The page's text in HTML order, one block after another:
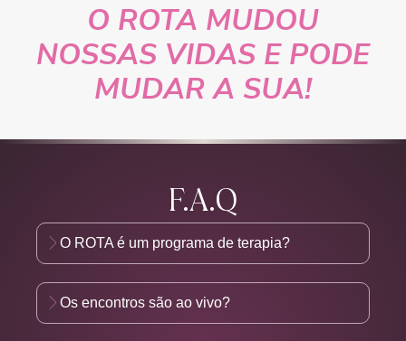
O ROTA MUDOU
NOSSAS VIDAS E PODE
MUDAR A SUA!
F.A.Q
O ROTA é um programa de terapia?
Os encontros são ao vivo?